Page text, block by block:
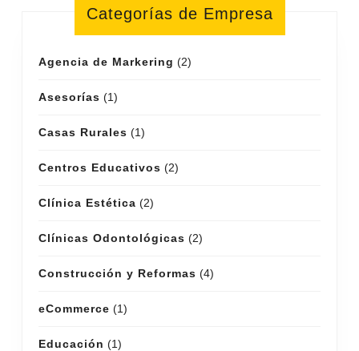
Categorías de Empresa
Agencia de Markering (2)
Asesorías (1)
Casas Rurales (1)
Centros Educativos (2)
Clínica Estética (2)
Clínicas Odontológicas (2)
Construcción y Reformas (4)
eCommerce (1)
Educación (1)